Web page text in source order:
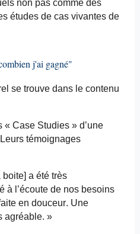
non pas comme des
études de cas vivantes de
j'ai gagné"
se trouve dans le contenu
« Case Studies» d’une
témoignages
boite] a été très
à l’écoute de nos besoins
en douceur. Une
agréable. »